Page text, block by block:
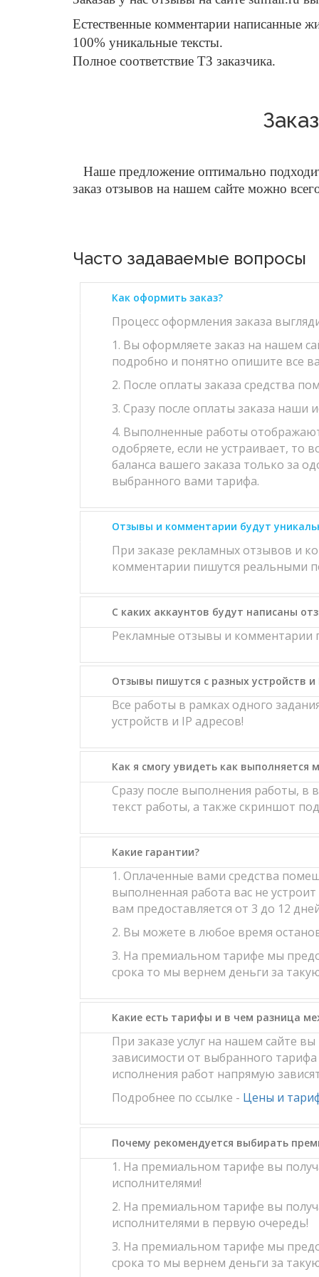
Естественные комментарии написанные
100% уникальные тексты.
Полное соответствие ТЗ заказчика.
Наше предложение оптимально
заказ отзывов на нашем сайте можно
Часто задаваемые вопросы
Как оформить заказ?
Процесс оформления заказа
1. Вы оформляете заказ на нашем
подробно и понятно опишите все
2. После оплаты заказа средства
3. Сразу после оплаты заказа наши
4. Выполненные работы
одобряете, если не устраивает, то
баланса вашего заказа только за
выбранного вами тарифа.
Отзывы и комментарии будут
При заказе рекламных отзывов и
комментарии пишутся реальными
С каких аккаунтов будут написаны
Рекламные отзывы и комментарии
Отзывы пишутся с разных устройств и
Все работы в рамках одного
устройств и IP адресов!
Как я смогу увидеть как выполняется
Сразу после выполнения работы, в
текст работы, а также скриншот
Какие гарантии?
1. Оплаченные вами средства
выполненная работа вас не
вам предоставляется от 3 до 12
2. Вы можете в любое время
3. На премиальном тарифе мы
срока то мы вернем деньги за
Какие есть тарифы и в чем разница
При заказе услуг на нашем сайте
зависимости от выбранного
исполнения работ напрямую
Подробнее по ссылке - Цены и
Почему рекомендуется выбирать
1. На премиальном тарифе вы
исполнителями!
2. На премиальном тарифе вы
исполнителями в первую очередь!
3. На премиальном тарифе мы
срока то мы вернем деньги за